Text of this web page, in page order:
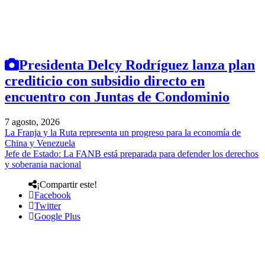
Presidenta Delcy Rodríguez lanza plan
crediticio con subsidio directo en
encuentro con Juntas de Condominio
7 agosto, 2026
La Franja y la Ruta representa un progreso para la economía de
China y Venezuela
Jefe de Estado: La FANB está preparada para defender los derechos
y soberania nacional
¡Compartir este!
Facebook
Twitter
Google Plus